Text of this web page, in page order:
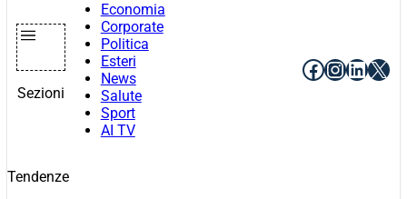
Sezioni
Economia
Corporate
Politica
Esteri
News
Salute
Sport
AI TV
Facebook
X
Tendenze